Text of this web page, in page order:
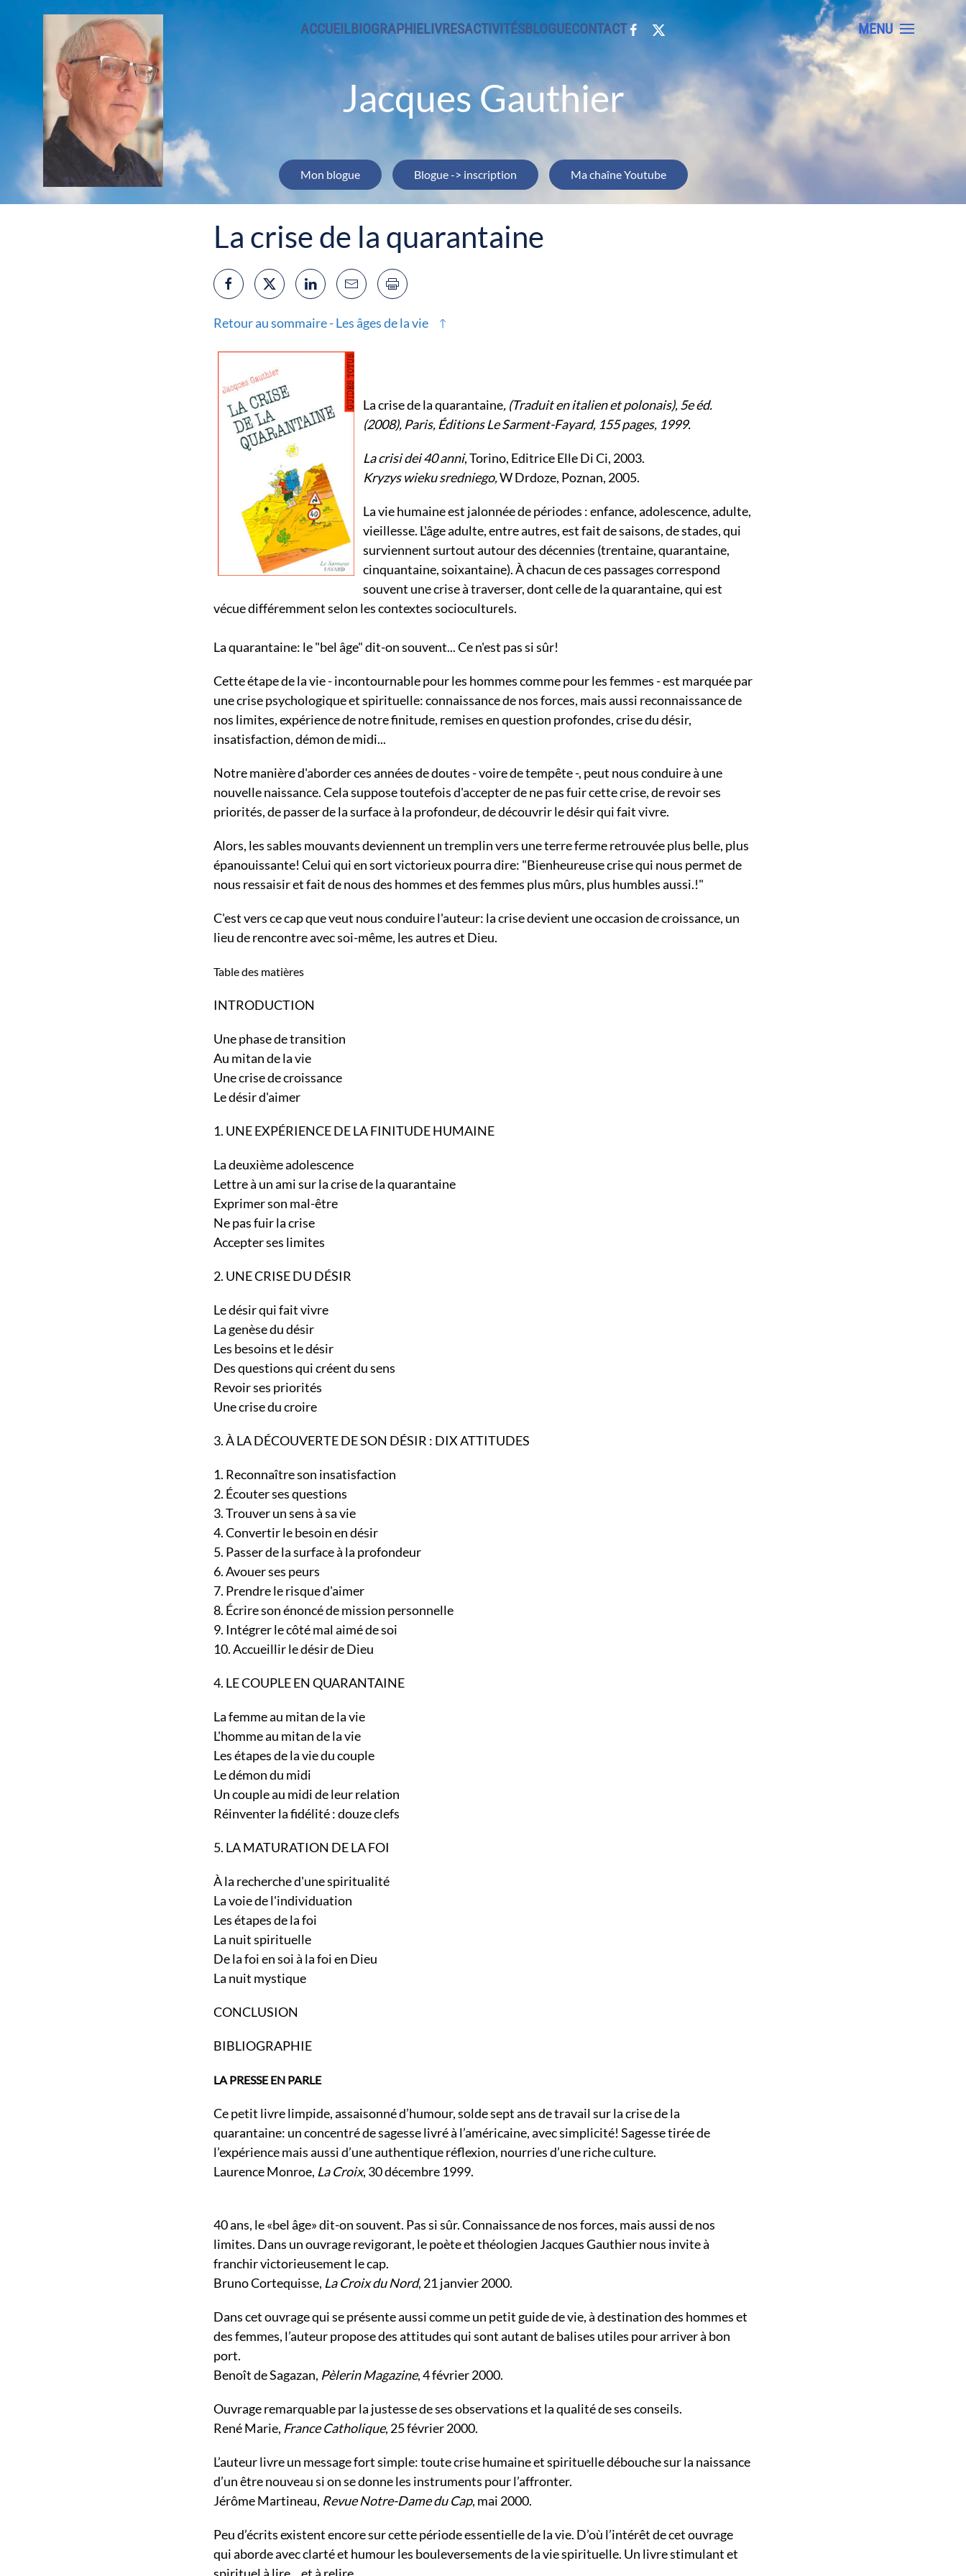
ACCUEILBIOGRAPHIELIVRESACTIVITÉSBLOGUECONTACT MENU
Jacques Gauthier
Mon blogue Blogue -> inscription Ma chaîne Youtube
La crise de la quarantaine
Retour au sommaire - Les âges de la vie
La crise de la quarantaine, (Traduit en italien et polonais), 5e éd.
(2008), Paris, Éditions Le Sarment-Fayard, 155 pages, 1999.
La crisi dei 40 anni, Torino, Editrice Elle Di Ci, 2003.
Kryzys wieku sredniego,W Drdoze, Poznan, 2005.
La vie humaine est jalonnée de périodes : enfance, adolescence, adulte,
vieillesse. L'âge adulte, entre autres, est fait de saisons, de stades, qui
surviennent surtout autour des décennies (trentaine, quarantaine,
cinquantaine, soixantaine). À chacun de ces passages correspond
souvent une crise à traverser, dont celle de la quarantaine, qui est
vécue différemment selon les contextes socioculturels.
La quarantaine: le "bel âge" dit-on souvent... Ce n'est pas si sûr!
Cette étape de la vie - incontournable pour les hommes comme pour les femmes - est marquée par
une crise psychologique et spirituelle: connaissance de nos forces, mais aussi reconnaissance de
nos limites, expérience de notre finitude, remises en question profondes, crise du désir,
insatisfaction, démon de midi...
Notre manière d'aborder ces années de doutes - voire de tempête -, peut nous conduire à une
nouvelle naissance. Cela suppose toutefois d'accepter de ne pas fuir cette crise, de revoir ses
priorités, de passer de la surface à la profondeur, de découvrir le désir qui fait vivre.
Alors, les sables mouvants deviennent un tremplin vers une terre ferme retrouvée plus belle, plus
épanouissante! Celui qui en sort victorieux pourra dire: "Bienheureuse crise qui nous permet de
nous ressaisir et fait de nous des hommes et des femmes plus mûrs, plus humbles aussi.!"
C'est vers ce cap que veut nous conduire l'auteur: la crise devient une occasion de croissance, un
lieu de rencontre avec soi-même, les autres et Dieu.
Table des matières
INTRODUCTION
Une phase de transition
Au mitan de la vie
Une crise de croissance
Le désir d'aimer
1. UNE EXPÉRIENCE DE LA FINITUDE HUMAINE
La deuxième adolescence
Lettre à un ami sur la crise de la quarantaine
Exprimer son mal-être
Ne pas fuir la crise
Accepter ses limites
2. UNE CRISE DU DÉSIR
Le désir qui fait vivre
La genèse du désir
Les besoins et le désir
Des questions qui créent du sens
Revoir ses priorités
Une crise du croire
3. À LA DÉCOUVERTE DE SON DÉSIR : DIX ATTITUDES
1. Reconnaître son insatisfaction
2. Écouter ses questions
3. Trouver un sens à sa vie
4. Convertir le besoin en désir
5. Passer de la surface à la profondeur
6. Avouer ses peurs
7. Prendre le risque d'aimer
8. Écrire son énoncé de mission personnelle
9. Intégrer le côté mal aimé de soi
10. Accueillir le désir de Dieu
4. LE COUPLE EN QUARANTAINE
La femme au mitan de la vie
L'homme au mitan de la vie
Les étapes de la vie du couple
Le démon du midi
Un couple au midi de leur relation
Réinventer la fidélité : douze clefs
5. LA MATURATION DE LA FOI
À la recherche d'une spiritualité
La voie de l'individuation
Les étapes de la foi
La nuit spirituelle
De la foi en soi à la foi en Dieu
La nuit mystique
CONCLUSION
BIBLIOGRAPHIE
LA PRESSE EN PARLE
Ce petit livre limpide, assaisonné d’humour, solde sept ans de travail sur la crise de la
quarantaine: un concentré de sagesse livré à l’américaine, avec simplicité! Sagesse tirée de
l’expérience mais aussi d’une authentique réflexion, nourries d’une riche culture.
Laurence Monroe, La Croix, 30 décembre 1999.
40 ans, le «bel âge» dit-on souvent. Pas si sûr. Connaissance de nos forces, mais aussi de nos
limites. Dans un ouvrage revigorant, le poète et théologien Jacques Gauthier nous invite à
franchir victorieusement le cap.
Bruno Cortequisse, La Croix du Nord, 21 janvier 2000.
Dans cet ouvrage qui se présente aussi comme un petit guide de vie, à destination des hommes et
des femmes, l’auteur propose des attitudes qui sont autant de balises utiles pour arriver à bon
port.
Benoît de Sagazan, Pèlerin Magazine, 4 février 2000.
Ouvrage remarquable par la justesse de ses observations et la qualité de ses conseils.
René Marie, France Catholique, 25 février 2000.
L’auteur livre un message fort simple: toute crise humaine et spirituelle débouche sur la naissance
d’un être nouveau si on se donne les instruments pour l’affronter.
Jérôme Martineau, Revue Notre-Dame du Cap, mai 2000.
Peu d’écrits existent encore sur cette période essentielle de la vie. D’où l’intérêt de cet ouvrage
qui aborde avec clarté et humour les bouleversements de la vie spirituelle. Un livre stimulant et